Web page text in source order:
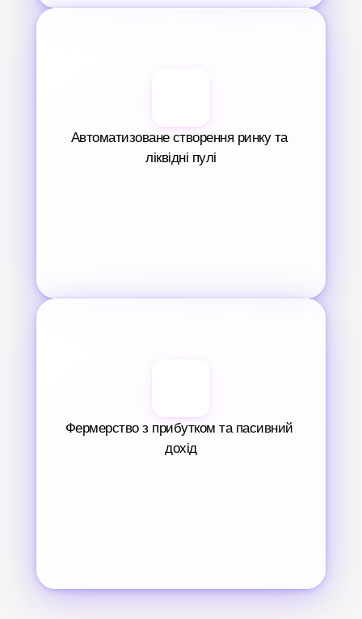
Автоматизоване створення ринку та
ліквідні пулі
Фермерство з прибутком та пасивний
дохід